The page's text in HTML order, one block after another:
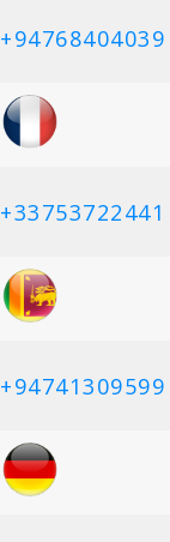
+94768404039
+33753722441
+94741309599